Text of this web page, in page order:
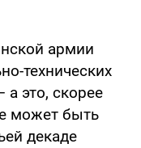
армии
технических
а это, скорее
может быть
декаде